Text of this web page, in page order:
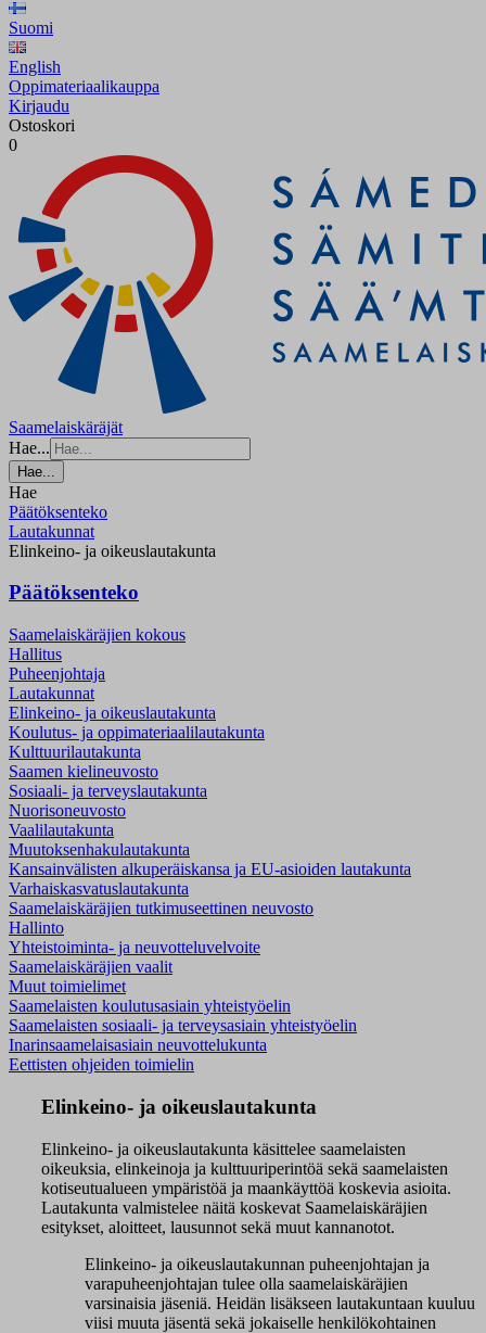
Suomi
English
Oppimateriaalikauppa
Kirjaudu
Ostoskori
0
Saamelaiskäräjät
Hae...
Hae...
Hae
Päätöksenteko
Lautakunnat
Elinkeino- ja oikeuslautakunta
Päätöksenteko
Saamelaiskäräjien kokous
Hallitus
Puheenjohtaja
Lautakunnat
Elinkeino- ja oikeuslautakunta
Koulutus- ja oppimateriaalilautakunta
Kulttuurilautakunta
Saamen kielineuvosto
Sosiaali- ja terveyslautakunta
Nuorisoneuvosto
Vaalilautakunta
Muutoksenhakulautakunta
Kansainvälisten alkuperäiskansa ja EU-asioiden lautakunta
Varhaiskasvatuslautakunta
Saamelaiskäräjien tutkimuseettinen neuvosto
Hallinto
Yhteistoiminta- ja neuvotteluvelvoite
Saamelaiskäräjien vaalit
Muut toimielimet
Saamelaisten koulutusasiain yhteistyöelin
Saamelaisten sosiaali- ja terveysasiain yhteistyöelin
Inarinsaamelaisasiain neuvottelukunta
Eettisten ohjeiden toimielin
Elinkeino- ja oikeuslautakunta
Elinkeino- ja oikeuslautakunta käsittelee saamelaisten
oikeuksia, elinkeinoja ja kulttuuriperintöä sekä saamelaisten
kotiseutualueen ympäristöä ja maankäyttöä koskevia asioita.
Lautakunta valmistelee näitä koskevat Saamelaiskäräjien
esitykset, aloitteet, lausunnot sekä muut kannanotot.
Elinkeino- ja oikeuslautakunnan puheenjohtajan ja
varapuheenjohtajan tulee olla saamelaiskäräjien
varsinaisia jäseniä. Heidän lisäkseen lautakuntaan kuuluu
viisi muuta jäsentä sekä jokaiselle henkilökohtainen